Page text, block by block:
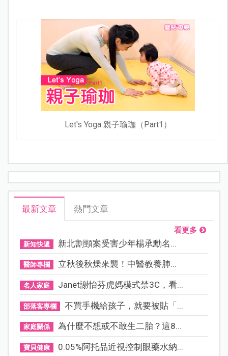
Let's Yoga 親子瑜珈（Part1）
最新文章 熱門文章
看更多
新知快遞 新北割頸案受害少年楊承勳名...
醫師專欄 立秋後秋燥來襲！中醫教養肺...
名人家庭 Janet謝怡芬虎媽模式禁3C，看...
部落客專欄 不買手機給孩子，就要被貼「...
家庭關係 為什麼不想或不敢生二胎？這8...
寶貝健康 0.05%阿托品近視控制眼藥水納...